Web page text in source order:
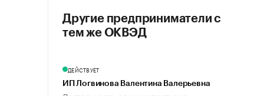
Другие предприниматели с
тем же ОКВЭД
ДЕЙСТВУЕТ
ИП Логвинова Валентина Валерьевна